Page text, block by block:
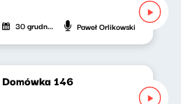
30 grudnia 2023 Paweł Orlikowski
Domówka 146